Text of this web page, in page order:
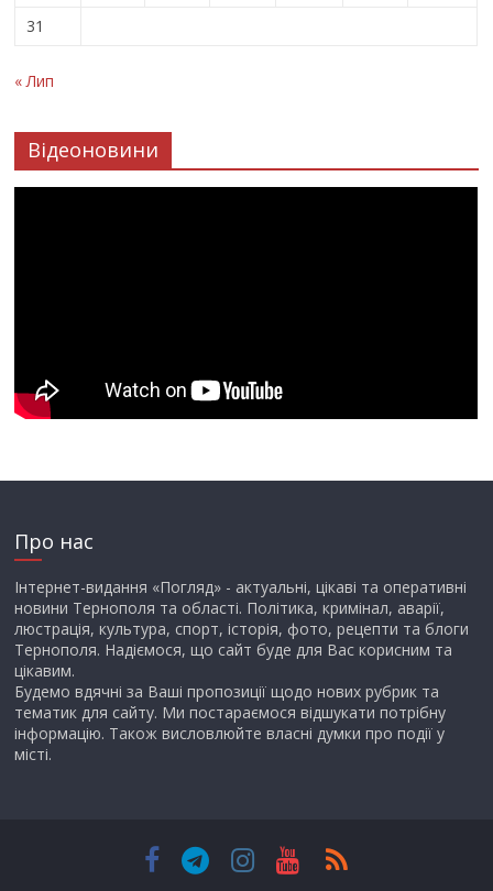
31
« Лип
Відеоновини
Про нас
Інтернет-видання «Погляд» - актуальні, цікаві та оперативні
новини Тернополя та області. Політика, кримінал, аварії,
люстрація, культура, спорт, історія, фото, рецепти та блоги
Тернополя. Надіємося, що сайт буде для Вас корисним та
цікавим.
Будемо вдячні за Ваші пропозиції щодо нових рубрик та
тематик для сайту. Ми постараємося відшукати потрібну
інформацію. Також висловлюйте власні думки про події у
місті.